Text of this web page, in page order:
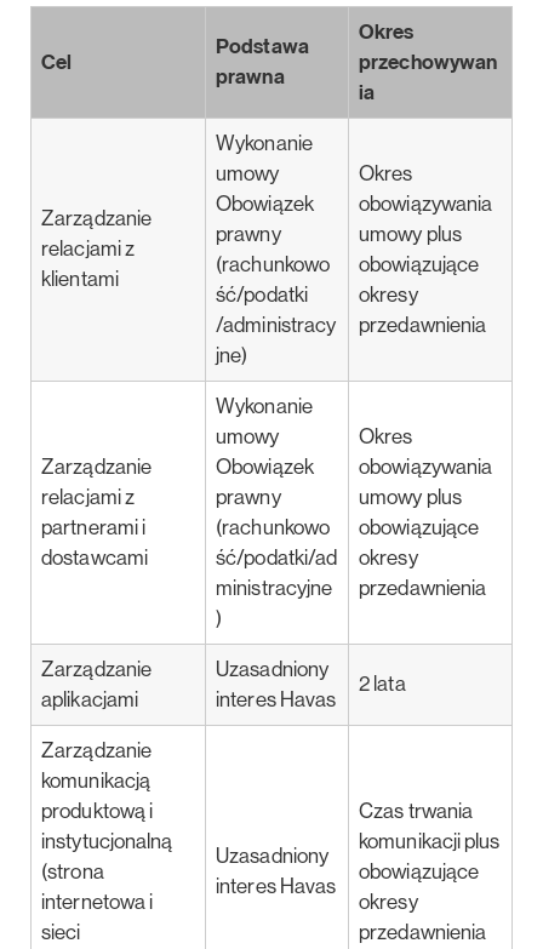
Cel
Podstawa
prawna
Okres
przechowywan
ia
Zarządzanie
relacjami z
klientami
Wykonanie
umowy
Obowiązek
prawny
(rachunkowo
ść/podatki
/administracy
jne)
Okres
obowiązywania
umowy plus
obowiązujące
okresy
przedawnienia
Zarządzanie
relacjami z
partnerami i
dostawcami
Wykonanie
umowy
Obowiązek
prawny
(rachunkowo
ść/podatki/ad
ministracyjne
)
Okres
obowiązywania
umowy plus
obowiązujące
okresy
przedawnienia
Zarządzanie
aplikacjami
Uzasadniony
interes Havas
2 lata
Zarządzanie
komunikacją
produktową i
instytucjonalną
(strona
internetowa i
sieci
Uzasadniony
interes Havas
Czas trwania
komunikacji plus
obowiązujące
okresy
przedawnienia